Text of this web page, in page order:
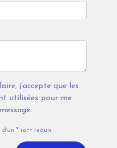
j’accepte que les
utilisées pour me
d'un *sont requis